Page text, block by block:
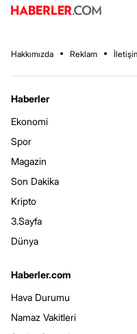
Hakkımızda Reklam
Haberler
Ekonomi
Spor
Magazin
Son Dakika
Kripto
3.Sayfa
Dünya
Haberler.com
Hava Durumu
Namaz Vakitleri